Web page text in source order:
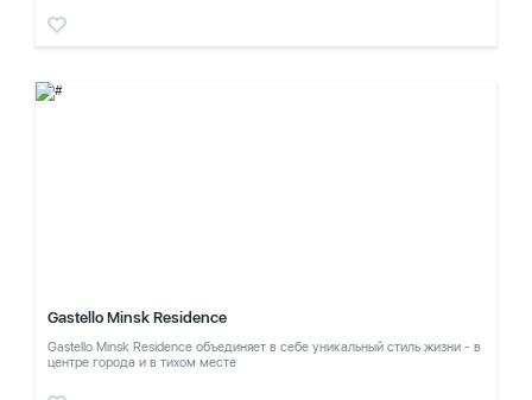
Gastello Minsk Residence
Gastello Minsk Residence объединяет в себе уникальный стиль жизни - в
центре города и в тихом месте